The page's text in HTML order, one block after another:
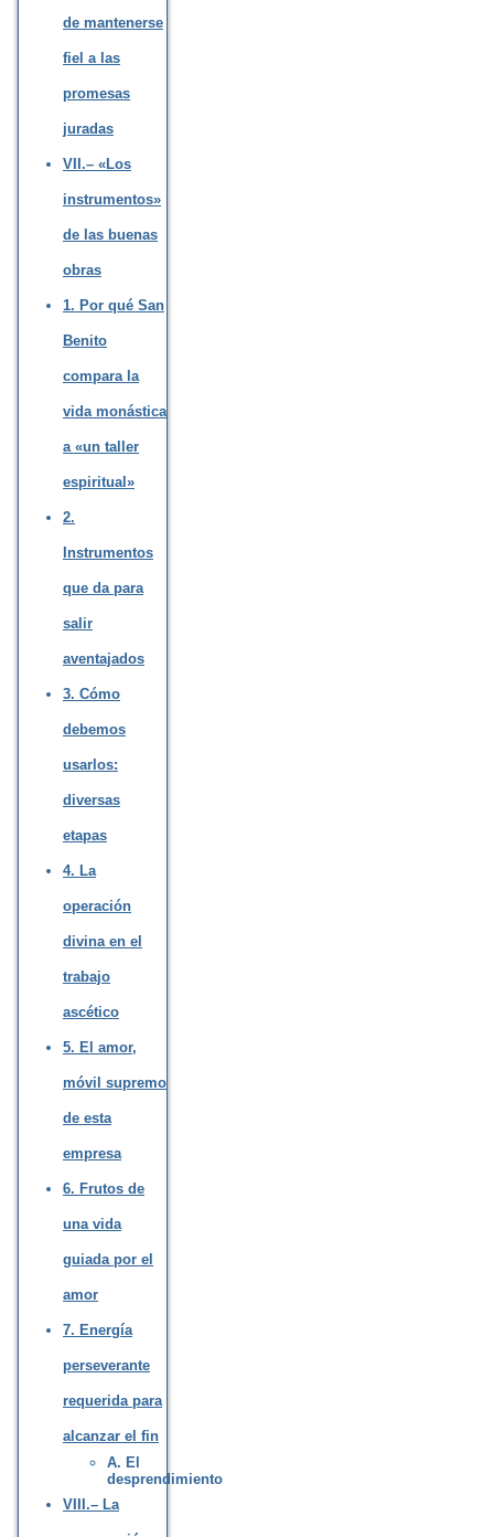
de mantenerse
fiel a las
promesas
juradas
VII.– «Los
instrumentos»
de las buenas
obras
1. Por qué San
Benito
compara la
vida monástica
a «un taller
espiritual»
2.
Instrumentos
que da para
salir
aventajados
3. Cómo
debemos
usarlos:
diversas
etapas
4. La
operación
divina en el
trabajo
ascético
5. El amor,
móvil supremo
de esta
empresa
6. Frutos de
una vida
guiada por el
amor
7. Energía
perseverante
requerida para
alcanzar el fin
A. El
desprendimiento
VIII.– La